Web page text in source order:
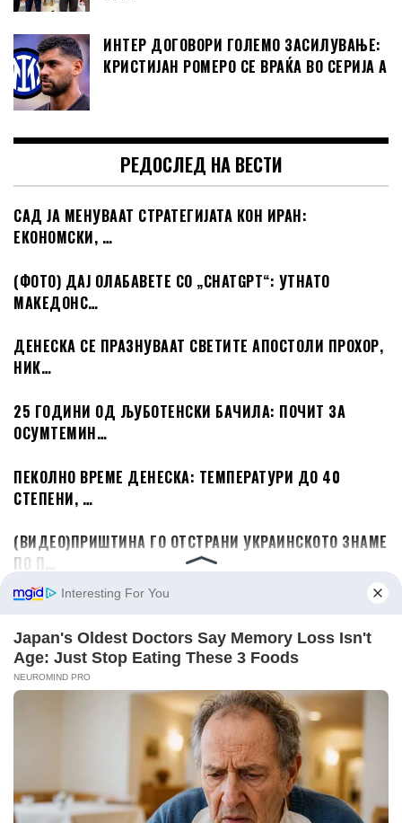
ИНТЕР ДОГОВОРИ ГОЛЕМО ЗАСИЛУВАЊЕ:
КРИСТИЈАН РОМЕРО СЕ ВРАЌА ВО СЕРИЈА А
РЕДОСЛЕД НА ВЕСТИ
САД ЈА МЕНУВААТ СТРАТЕГИЈАТА КОН ИРАН:
ЕКОНОМСКИ, …
(ФОТО) ДАЈ ОЛАБАВЕТЕ СО „CHATGPT“: УТНАТО
МАКЕДОНС…
ДЕНЕСКА СЕ ПРАЗНУВААТ СВЕТИТЕ АПОСТОЛИ ПРОХОР,
НИК…
25 ГОДИНИ ОД ЉУБОТЕНСКИ БАЧИЛА: ПОЧИТ ЗА
ОСУМТЕМИН…
ПЕКОЛНО ВРЕМЕ ДЕНЕСКА: ТЕМПЕРАТУРИ ДО 40
СТЕПЕНИ, …
(ВИДЕО)ПРИШТИНА ГО ОТСТРАНИ УКРАИНСКОТО ЗНАМЕ
ПО П…
(ВИДЕО)МИЦКОСКИ ОБЈАВИ СПЕЦИЈАЛНО ВИДЕО ЗА 35
ГОДИ…
ГОЛЕМА ПОТРАГА НА ПРЕСПАНСКОТО ЕЗЕРО: ИСЧЕЗНА
71-Г…
ГУЖВИ НА ТАБАНОВЦЕ И БОГОРОДИЦА: ЗА
ПРЕМИНУВАЊЕ НА…
ЛЕВИЦА СО ПОДДРШКА ЗА СТРУМИЧКИТЕ